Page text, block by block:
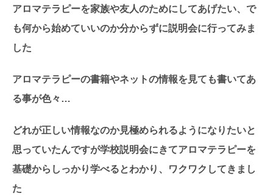
アロマテラピーを家族や友人のためにしてあげたい、で
も何から始めていいのか分からずに説明会に行ってみま
した
アロマテラピーの書籍やネットの情報を見ても書いてあ
る事が色々…
どれが正しい情報なのか見極められるようになりたいと
思っていたんですが学校説明会にきてアロマテラピーを
基礎からしっかり学べるとわかり、ワクワクしてきまし
た